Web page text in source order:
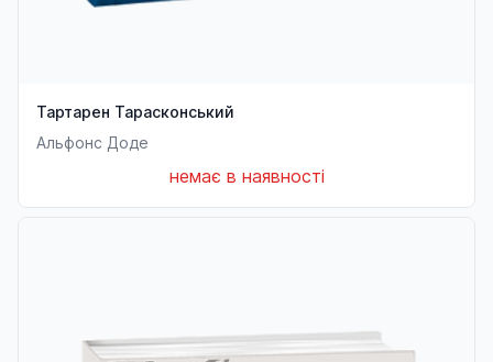
Тартарен Тарасконський
Альфонс Доде
немає в наявності